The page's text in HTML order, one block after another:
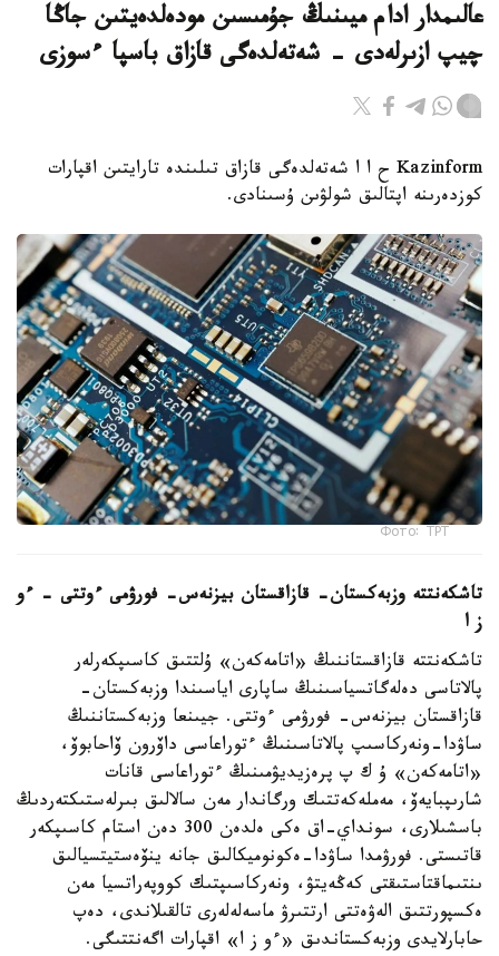
عالىمدار ادام ميىنىڭ جۇمىسىن مودەلدەيتىن جاڭا
چيپ ازىرلەدى - شەتەلدەگى قازاق باسپا ءسوزى
Kazinform ح ا ا شەتەلدەگى قازاق تىلىندە تارايتىن اقپارات
كوزدەرىنە اپتالىق شولۋىن ۇسىنادى.
Фото: ТРТ
تاشكەنتتە وزبەكستان- قازاقستان بيزنەس- فورۋمى ءوتتى – ءو
ز ا
تاشكەنتتە قازاقستاننىڭ «اتامەكەن» ۇلتتىق كاسىپكەرلەر
پالاتاسى دەلەگاتسياسىنىڭ ساپارى اياسىندا وزبەكستان-
قازاقستان بيزنەس- فورۋمى ءوتتى. جيىنعا وزبەكستاننىڭ
ساۋدا-ونەركاسىپ پالاتاسىنىڭ ءتوراعاسى داۆرون ۆاحابوۆ،
«اتامەكەن» ۇ ك پ پرەزيديۋمىنىڭ ءتوراعاسى قانات
شارىپبايەۆ، مەملەكەتتىك ورگاندار مەن سالالىق بىرلەستىكتەردىڭ
باسشىلارى، سونداي-اق ەكى ەلدەن 300 دەن استام كاسىپكەر
قاتىستى. فورۋمدا ساۋدا-ەكونوميكالىق جانە ينۆەستيتسيالىق
ىنتىماقتاستىقتى كەڭەيتۋ، ونەركاسىپتىك كووپەراتسيا مەن
ەكسپورتتىق الەۋەتتى ارتتىرۋ ماسەلەلەرى تالقىلاندى، دەپ
حابارلايدى وزبەكستاندىق «ءو ز ا» اقپارات اگەنتتىگى.